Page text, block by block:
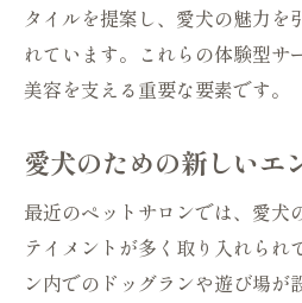
タイルを提案し、愛犬の魅力を
れています。これらの体験型サ
美容を支える重要な要素です。
愛犬のための新しいエ
最近のペットサロンでは、愛犬
テイメントが多く取り入れられ
ン内でのドッグランや遊び場が